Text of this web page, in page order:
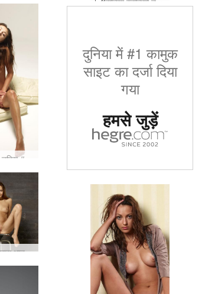
दुनिया में #1 कामुक
साइट का दर्जा दिया
गया
हमसे जुड़ें
तिपतिया घास धातु स्टूल #81